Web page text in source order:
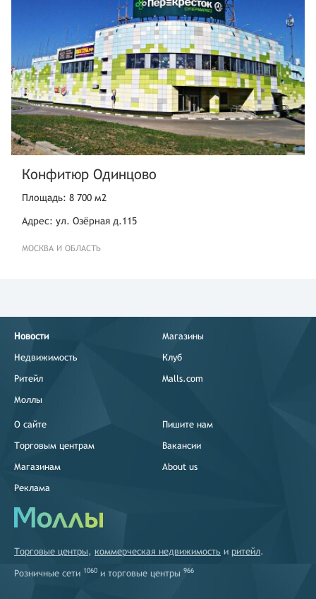
Конфитюр Одинцово
Площадь: 8 700 м2
Адрес: ул. Озёрная д.115
МОСКВА И ОБЛАСТЬ
Новости
Недвижимость
Ритейл
Моллы
Магазины
Клуб
Malls.com
О сайте
Торговым центрам
Магазинам
Реклама
Пишите нам
Вакансии
About us
Торговые центры, коммерческая недвижимость и ритейл.
Розничные сети 1060 и торговые центры 966